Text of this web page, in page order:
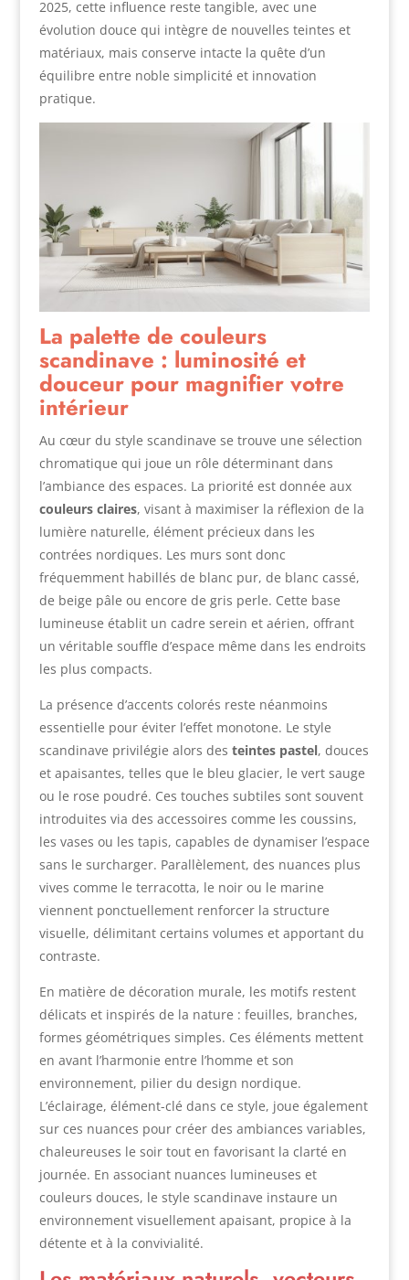
2025, cette influence reste tangible, avec une
évolution douce qui intègre de nouvelles teintes et
matériaux, mais conserve intacte la quête d’un
équilibre entre noble simplicité et innovation
pratique.
La palette de couleurs
scandinave : luminosité et
douceur pour magnifier votre
intérieur
Au cœur du style scandinave se trouve une sélection
chromatique qui joue un rôle déterminant dans
l’ambiance des espaces. La priorité est donnée aux
couleurs claires, visant à maximiser la réflexion de la
lumière naturelle, élément précieux dans les
contrées nordiques. Les murs sont donc
fréquemment habillés de blanc pur, de blanc cassé,
de beige pâle ou encore de gris perle. Cette base
lumineuse établit un cadre serein et aérien, offrant
un véritable souffle d’espace même dans les endroits
les plus compacts.
La présence d’accents colorés reste néanmoins
essentielle pour éviter l’effet monotone. Le style
scandinave privilégie alors des teintes pastel, douces
et apaisantes, telles que le bleu glacier, le vert sauge
ou le rose poudré. Ces touches subtiles sont souvent
introduites via des accessoires comme les coussins,
les vases ou les tapis, capables de dynamiser l’espace
sans le surcharger. Parallèlement, des nuances plus
vives comme le terracotta, le noir ou le marine
viennent ponctuellement renforcer la structure
visuelle, délimitant certains volumes et apportant du
contraste.
En matière de décoration murale, les motifs restent
délicats et inspirés de la nature : feuilles, branches,
formes géométriques simples. Ces éléments mettent
en avant l’harmonie entre l’homme et son
environnement, pilier du design nordique.
L’éclairage, élément-clé dans ce style, joue également
sur ces nuances pour créer des ambiances variables,
chaleureuses le soir tout en favorisant la clarté en
journée. En associant nuances lumineuses et
couleurs douces, le style scandinave instaure un
environnement visuellement apaisant, propice à la
détente et à la convivialité.